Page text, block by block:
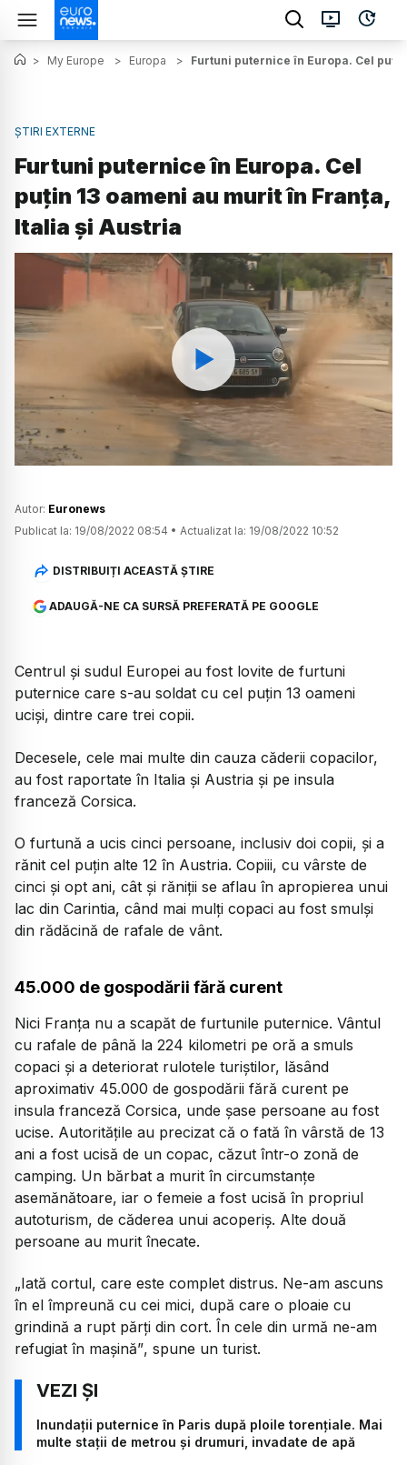
> My Europe > Europa > Furtuni puternice în Europa. Cel
ȘTIRI EXTERNE
Furtuni puternice în Europa. Cel
puțin 13 oameni au murit în Franța,
Italia și Austria
Watch
Autor: Euronews
Publicat la: 19/08/2022 08:54 • Actualizat la: 19/08/2022 10:52
DISTRIBUIȚI ACEASTĂ ȘTIRE
ADAUGĂ-NE CA SURSĂ PREFERATĂ PE GOOGLE
Centrul și sudul Europei au fost lovite de furtuni
puternice care s-au soldat cu cel puțin 13 oameni
uciși, dintre care trei copii.
Decesele, cele mai multe din cauza căderii copacilor,
au fost raportate în Italia și Austria și pe insula
franceză Corsica.
O furtună a ucis cinci persoane, inclusiv doi copii, și a
rănit cel puțin alte 12 în Austria. Copiii, cu vârste de
cinci și opt ani, cât și răniții se aflau în apropierea unui
lac din Carintia, când mai mulți copaci au fost smulși
din rădăcină de rafale de vânt.
45.000 de gospodării fără curent
Nici Franța nu a scapăt de furtunile puternice. Vântul
cu rafale de până la 224 kilometri pe oră a smuls
copaci și a deteriorat rulotele turiștilor, lăsând
aproximativ 45.000 de gospodării fără curent pe
insula franceză Corsica, unde șase persoane au fost
ucise. Autoritățile au precizat că o fată în vârstă de 13
ani a fost ucisă de un copac, căzut într-o zonă de
camping. Un bărbat a murit în circumstanțe
asemănătoare, iar o femeie a fost ucisă în propriul
autoturism, de căderea unui acoperiș. Alte două
persoane au murit înecate.
„Iată cortul, care este complet distrus. Ne-am ascuns
în el împreună cu cei mici, după care o ploaie cu
grindină a rupt părți din cort. În cele din urmă ne-am
refugiat în mașină”, spune un turist.
Inundații puternice în Paris după ploile torențiale. Mai
multe stații de metrou și drumuri, invadate de apă